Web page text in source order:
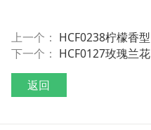
上一个： HCF0238柠檬香型
下一个： HCF0127玫瑰兰花
返回